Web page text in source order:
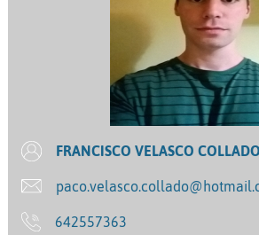
FRANCISCO VELASCO COLLADO
642557363